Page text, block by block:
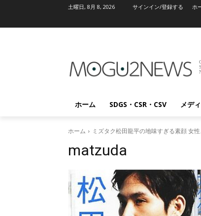
土曜日, 8月 8, 2026 サインイン/登録する ホ
ホーム SDGS・CSR・CSV メデ
ホーム ミズタク松田龍平の地味すぎる素顔 女
matzuda